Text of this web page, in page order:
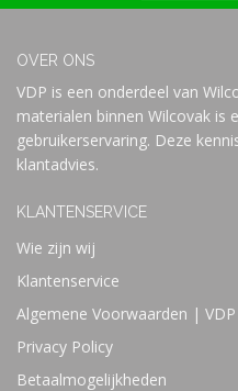
OVER ONS
VDP is een onderdeel van
materialen binnen Wilcovak is
gebruikerservaring. Deze
klantadvies.
KLANTENSERVICE
Wie zijn wij
Klantenservice
Algemene Voorwaarden |
Privacy Policy
Betaalmogelijkheden